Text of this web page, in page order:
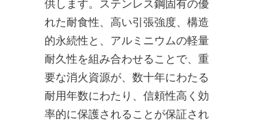
供します。ステンレス鋼固有の優
れた耐食性、高い引張強度、構造
的永続性と、アルミニウムの軽量
耐久性を組み合わせることで、重
要な消火資源が、数十年にわたる
耐用年数にわたり、信頼性高く効
率的に保護されることが保証され